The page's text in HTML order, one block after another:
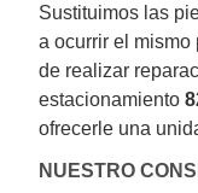
Sustituimos las
a ocurrir el
de realizar
estacionamiento
ofrecerle una
NUESTRO